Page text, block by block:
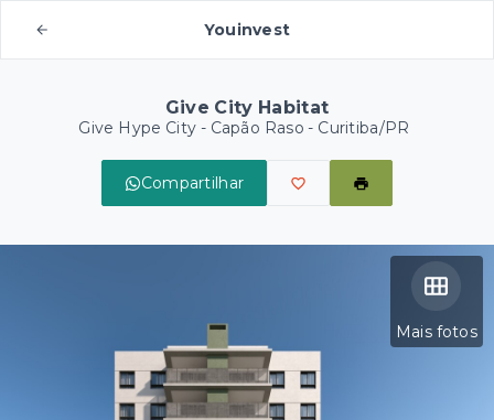
Youinvest
Give City Habitat
Give Hype City - Capão Raso - Curitiba/PR
Compartilhar
Mais fotos